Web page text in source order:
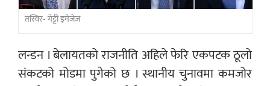
तस्विर- गेट्टी इमेजेज
लन्डन । बेलायतको राजनीति अहिले फेरि एकपटक ठूलो
संकटको मोडमा पुगेको छ । स्थानीय चुनावमा कमजोर